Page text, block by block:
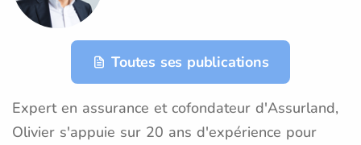
Toutes ses publications
Expert en assurance et cofondateur d'Assurland,
Olivier s'appuie sur 20 ans d'expérience pour